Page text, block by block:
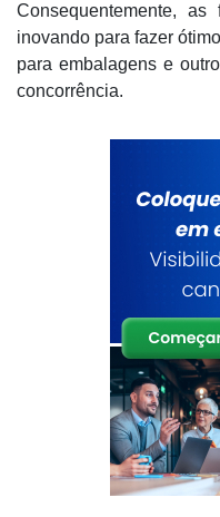
Consequentemente,
inovando para fazer
para embalagens e
concorrência.